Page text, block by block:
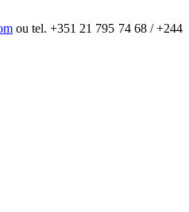
ou tel. +351 21 795 74 68 / +244